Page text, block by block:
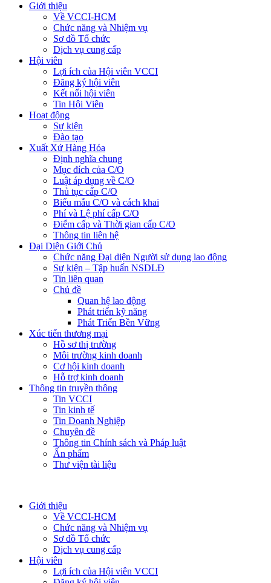
Giới thiệu
Về VCCI-HCM
Chức năng và Nhiệm vụ
Sơ đồ Tổ chức
Dịch vụ cung cấp
Hội viên
Lợi ích của Hội viên VCCI
Đăng ký hội viên
Kết nối hội viên
Tin Hội Viên
Hoạt động
Sự kiện
Đào tạo
Xuất Xứ Hàng Hóa
Định nghĩa chung
Mục đích của C/O
Luật áp dụng về C/O
Thủ tục cấp C/O
Biểu mẫu C/O và cách khai
Phí và Lệ phí cấp C/O
Điểm cấp và Thời gian cấp C/O
Thông tin liên hệ
Đại Diện Giới Chủ
Chức năng Đại diện Người sử dụng lao động
Sự kiện – Tập huấn NSDLĐ
Tin liên quan
Chủ đề
Quan hệ lao động
Phát triển kỹ năng
Phát Triển Bền Vững
Xúc tiến thương mại
Hồ sơ thị trường
Môi trường kinh doanh
Cơ hội kinh doanh
Hỗ trợ kinh doanh
Thông tin truyền thông
Tin VCCI
Tin kinh tế
Tin Doanh Nghiệp
Chuyên đề
Thông tin Chính sách và Pháp luật
Ấn phẩm
Thư viện tài liệu
Giới thiệu
Về VCCI-HCM
Chức năng và Nhiệm vụ
Sơ đồ Tổ chức
Dịch vụ cung cấp
Hội viên
Lợi ích của Hội viên VCCI